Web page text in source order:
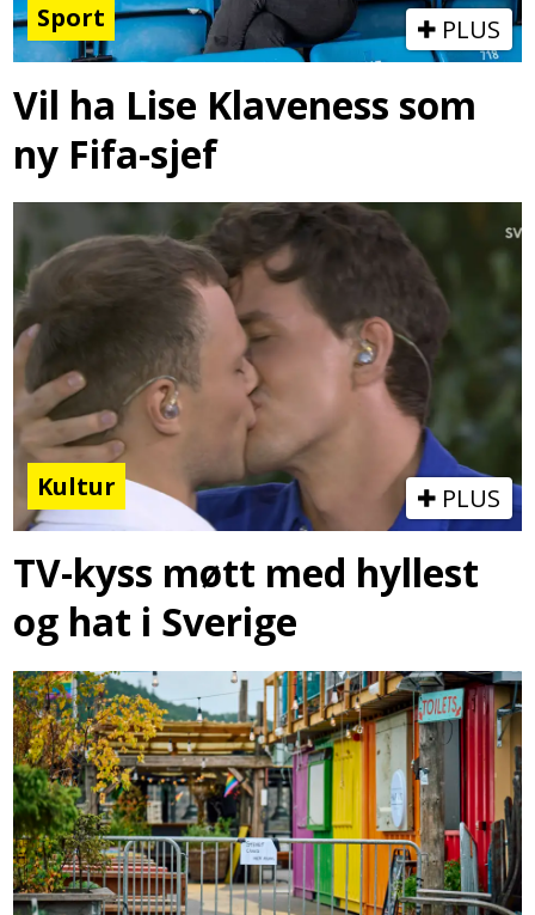
Sport PLUS
Vil ha Lise Klaveness som
ny Fifa-sjef
Kultur PLUS
TV-kyss møtt med hyllest
og hat i Sverige